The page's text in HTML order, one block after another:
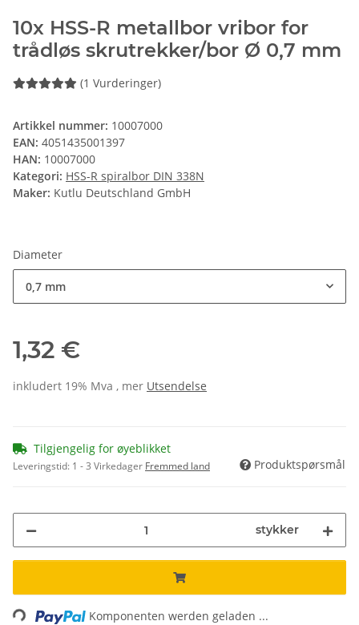
10x HSS-R metallbor vribor for
trådløs skrutrekker/bor Ø 0,7 mm
(1 Vurderinger)
Artikkel nummer: 10007000
EAN: 4051435001397
HAN: 10007000
Kategori: HSS-R spiralbor DIN 338N
Maker: Kutlu Deutschland GmbH
Diameter
0,7 mm
1,32 €
inkludert 19% Mva , mer Utsendelse
Tilgjengelig for øyeblikket
Leveringstid: 1 - 3 Virkedager Fremmed land Produktspørsmål
stykker
Komponenten werden geladen ...